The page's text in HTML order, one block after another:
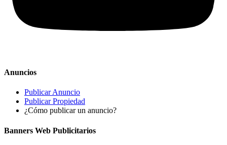
Anuncios
Publicar Anuncio
Publicar Propiedad
¿Cómo publicar un anuncio?
Banners Web Publicitarios